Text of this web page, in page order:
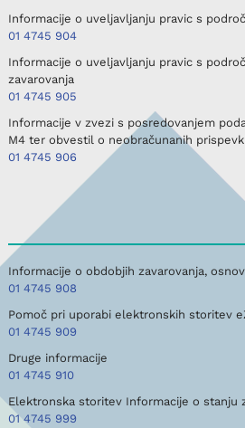
Informacije o uveljavljanju pravic s
01 4745 904
Informacije o uveljavljanju pravic s
zavarovanja
01 4745 905
Informacije v zvezi s posredovanjem
M4 ter obvestil o neobračunanih
01 4745 906
Informacije o obdobjih zavarovanja,
01 4745 908
Pomoč pri uporabi elektronskih storitev
01 4745 909
Druge informacije
01 4745 910
Elektronska storitev Informacije o stanju
01 4745 999